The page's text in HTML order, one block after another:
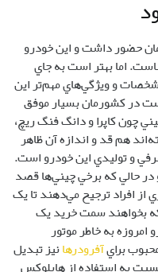
به خاطر موتور
براي
به استفاده از ‌هايلوکس
صداي توليدي چندان زياد
خوب به مسير جاده باعث
سرنشينان در حد بالايي
نمونه‌هاي دو‌کابين با وجود
امروزه اين خودرو که
تبديل شده بود، به
شخصي افراد به صورت
آن را در سفرهاي